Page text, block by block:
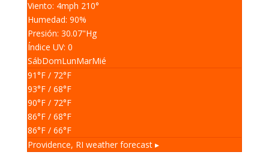
Viento: 4mph 210°
Humedad: 90%
Presión: 30.07"Hg
Índice UV: 0
SábDomLunMarMié
91°F/ 72°F
93°F/ 68°F
90°F/ 72°F
86°F/ 68°F
86°F/ 66°F
Providence, RI weather forecast ▸